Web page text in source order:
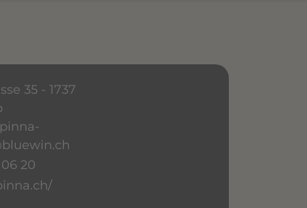
35 - 1737
20